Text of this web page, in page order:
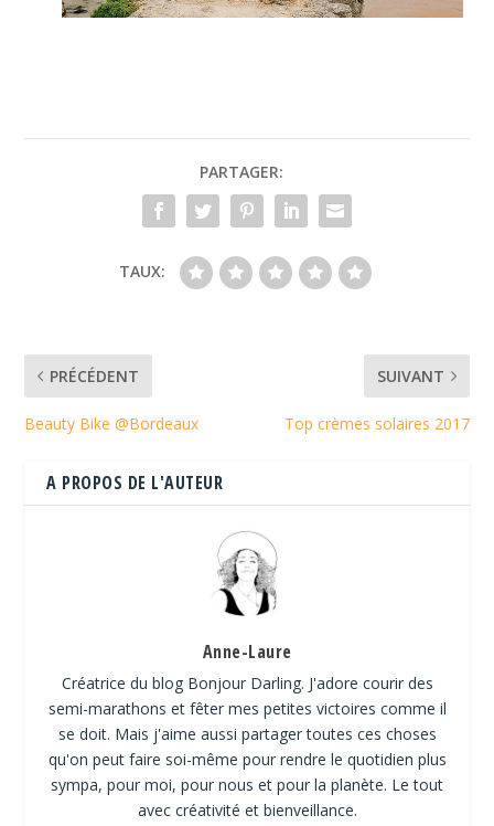
PARTAGER:
TAUX:
PRÉCÉDENT
Beauty Bike @Bordeaux
SUIVANT
Top crèmes solaires 2017
A PROPOS DE L'AUTEUR
Anne-Laure
Créatrice du blog Bonjour Darling. J'adore courir des
semi-marathons et fêter mes petites victoires comme il
se doit. Mais j'aime aussi partager toutes ces choses
qu'on peut faire soi-même pour rendre le quotidien plus
sympa, pour moi, pour nous et pour la planète. Le tout
avec créativité et bienveillance.